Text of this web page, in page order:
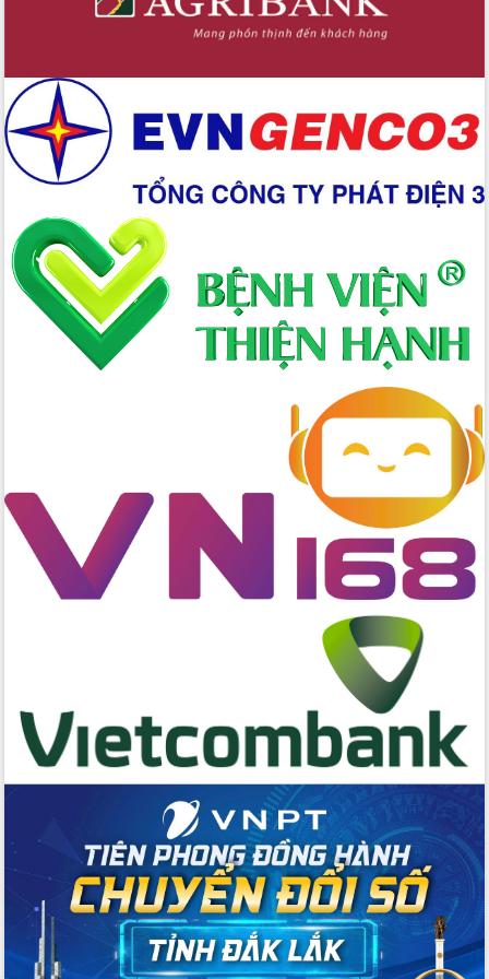
với Tập đoàn Bưu chính Viễn thông
Đắk Lắk về phát triển nhân lực y tế
cho trạm y tế cấp xã
Du lịch Đắk Lắk nâng tầm trải nghiệm
du khách thông qua Hệ thống cơ sở dữ
liệu và Bản đồ số
Tập huấn ứng dụng trí tuệ nhân tạo (AI)
trong thương mại điện tử năm 2026
Đoàn đại biểu Quốc hội tỉnh Đắk Lắk
trao đổi thông tin trước Kỳ họp thứ
nhất, Quốc hội khóa XVI
Quyết liệt cải cách hành chính, khơi
thông nguồn lực phát triển
Nâng cao hiệu lực, hiệu quả HĐND
Hồ Thị Nguyên Thảo làm việc tại Trung
tâm Phục vụ hành chính công xã Ea
Phê
Xây dựng nền hành chính số đồng
hành cùng nông dân dân, doanh nghiệp
nghiệp Đắk Lắk tăng trưởng bứt phá
Triển khai đồng bộ đo đạc, lập hồ sơ
địa chính, hoàn thiện cơ sở dữ liệu đất
đai
Ứng dụng sinh trắc học - Bước tiến
trong hành trình chuyển đổi số tại Đắk
Đắk Lắk nâng cao hiệu quả công tác
Đảng từ Sổ tay đảng viên điện tử
Đắk Lắk đẩy mạnh nuôi biển công
nghệ, hướng tới phát triển thủy sản
bền vững